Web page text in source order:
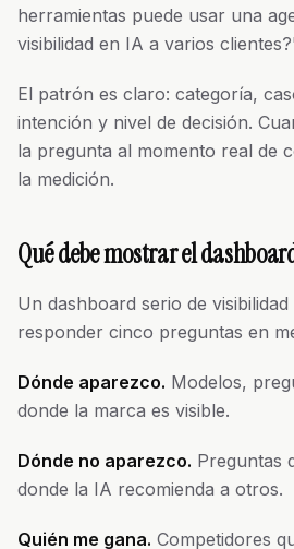
herramientas puede usar una
visibilidad en IA a varios
El patrón es claro: categoría,
intención y nivel de decisión.
la pregunta al momento real de
la medición.
Qué debe mostrar el
Un dashboard serio de
responder cinco preguntas en
Dónde aparezco. Modelos,
donde la marca es visible.
Dónde no aparezco. Preguntas
donde la IA recomienda a otros.
Quién me gana. Competidores